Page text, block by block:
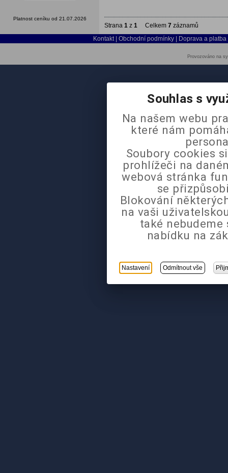
Platnost ceníku od 21.07.2026
Strana 1 z 1 Celkem 7 záznamů
Kontakt
Obchodní podmínky Doprava a platba
Provozováno na
Souhlas s
Na našem webu
které nám
Soubory cookies
prohlížeči na
webová stránka
se
Blokování
na vaši
také
nabídku na
Nastavení Odmítnout vše